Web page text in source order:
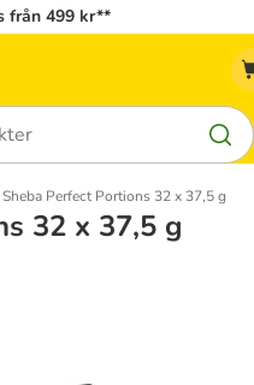
från 499 kr**
Sheba Perfect Portions 32 x 37,5 g
32 x 37,5 g